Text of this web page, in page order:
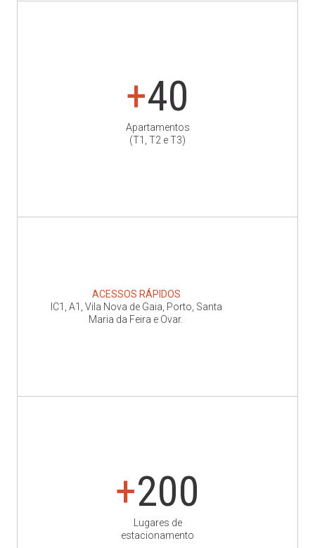
+40
Apartamentos
(T1, T2 e T3)
ACESSOS RÁPIDOS
IC1, A1, Vila Nova de Gaia, Porto, Santa
Maria da Feira e Ovar.
+200
Lugares de
estacionamento